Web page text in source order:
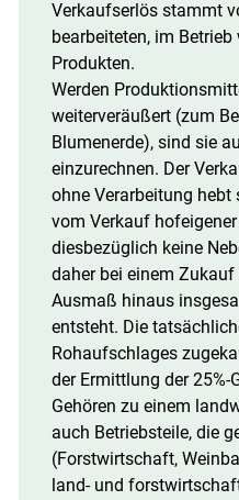
Verkaufserlös stammt
bearbeiteten, im
Produkten.
Werden
weiterveräußert (zum
Blumenerde), sind sie
einzurechnen. Der
ohne Verarbeitung
vom Verkauf
diesbezüglich keine
daher bei einem
Ausmaß hinaus
entsteht. Die
Rohaufschlages
der Ermittlung der
Gehören zu einem
auch Betriebsteile, die
(Forstwirtschaft,
land- und